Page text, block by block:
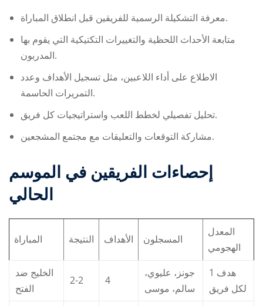
معرفة التشكيلة الرسمية للفريقين قبل انطلاق المباراة.
متابعة الأحداث اللحظية والتغييرات التكتيكية التي يقوم بها
المدربون.
الاطلاع على أداء اللاعبين، مثل تسجيل الأهداف وعدد
التمريرات الحاسمة.
تحليل تفصيلي لخطط اللعب واستراتيجيات كل فريق.
مشاركة التوقعات والتعليقات مع مجتمع المشجعين.
إحصاءات الفريقين في الموسم
الحالي
المباراة النتيجة الأهداف المسجلون
المعدل
الهجومي
الخليج ضد
الفتح
2-2 4
جونز، عليوي،
سالم، موسى
1 هدف
لكل فريق